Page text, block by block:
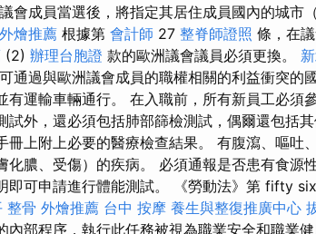
會成員當選後，將指定其居住成員國內的城市
外燴推薦 根據第 會計師 27 整脊師證照 條，在
(2) 辦理台胞證 款的歐洲議會議員必須更換。
通過與歐洲議會成員的職權相關的利益衝突的
運輸車輛通行。 在入職前，所有新員工必須
外，還必須包括肺部篩檢測試，偶爾還包括其
上附上必要的醫療檢查結果。 有腹瀉、嘔吐
膿、受傷）的疾病。 必須通報是否患有食源
即可申請進行體能測試。 《勞動法》第 fifty six
整骨 外燴推薦 台中 按摩 養生與整復推廣中心
部程序，執行此任務被視為職業安全和職業健